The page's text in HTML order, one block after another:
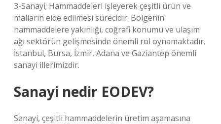
3-Sanayi; Hammaddeleri işleyerek çeşitli ürün ve
malların elde edilmesi sürecidir. Bölgenin
hammaddelere yakınlığı, coğrafi konumu ve ulaşım
ağı sektörün gelişmesinde önemli rol oynamaktadır.
İstanbul, Bursa, İzmir, Adana ve Gaziantep önemli
sanayi illerimizdir.
Sanayi nedir EODEV?
Sanayi, çeşitli hammaddelerin üretim aşamasına